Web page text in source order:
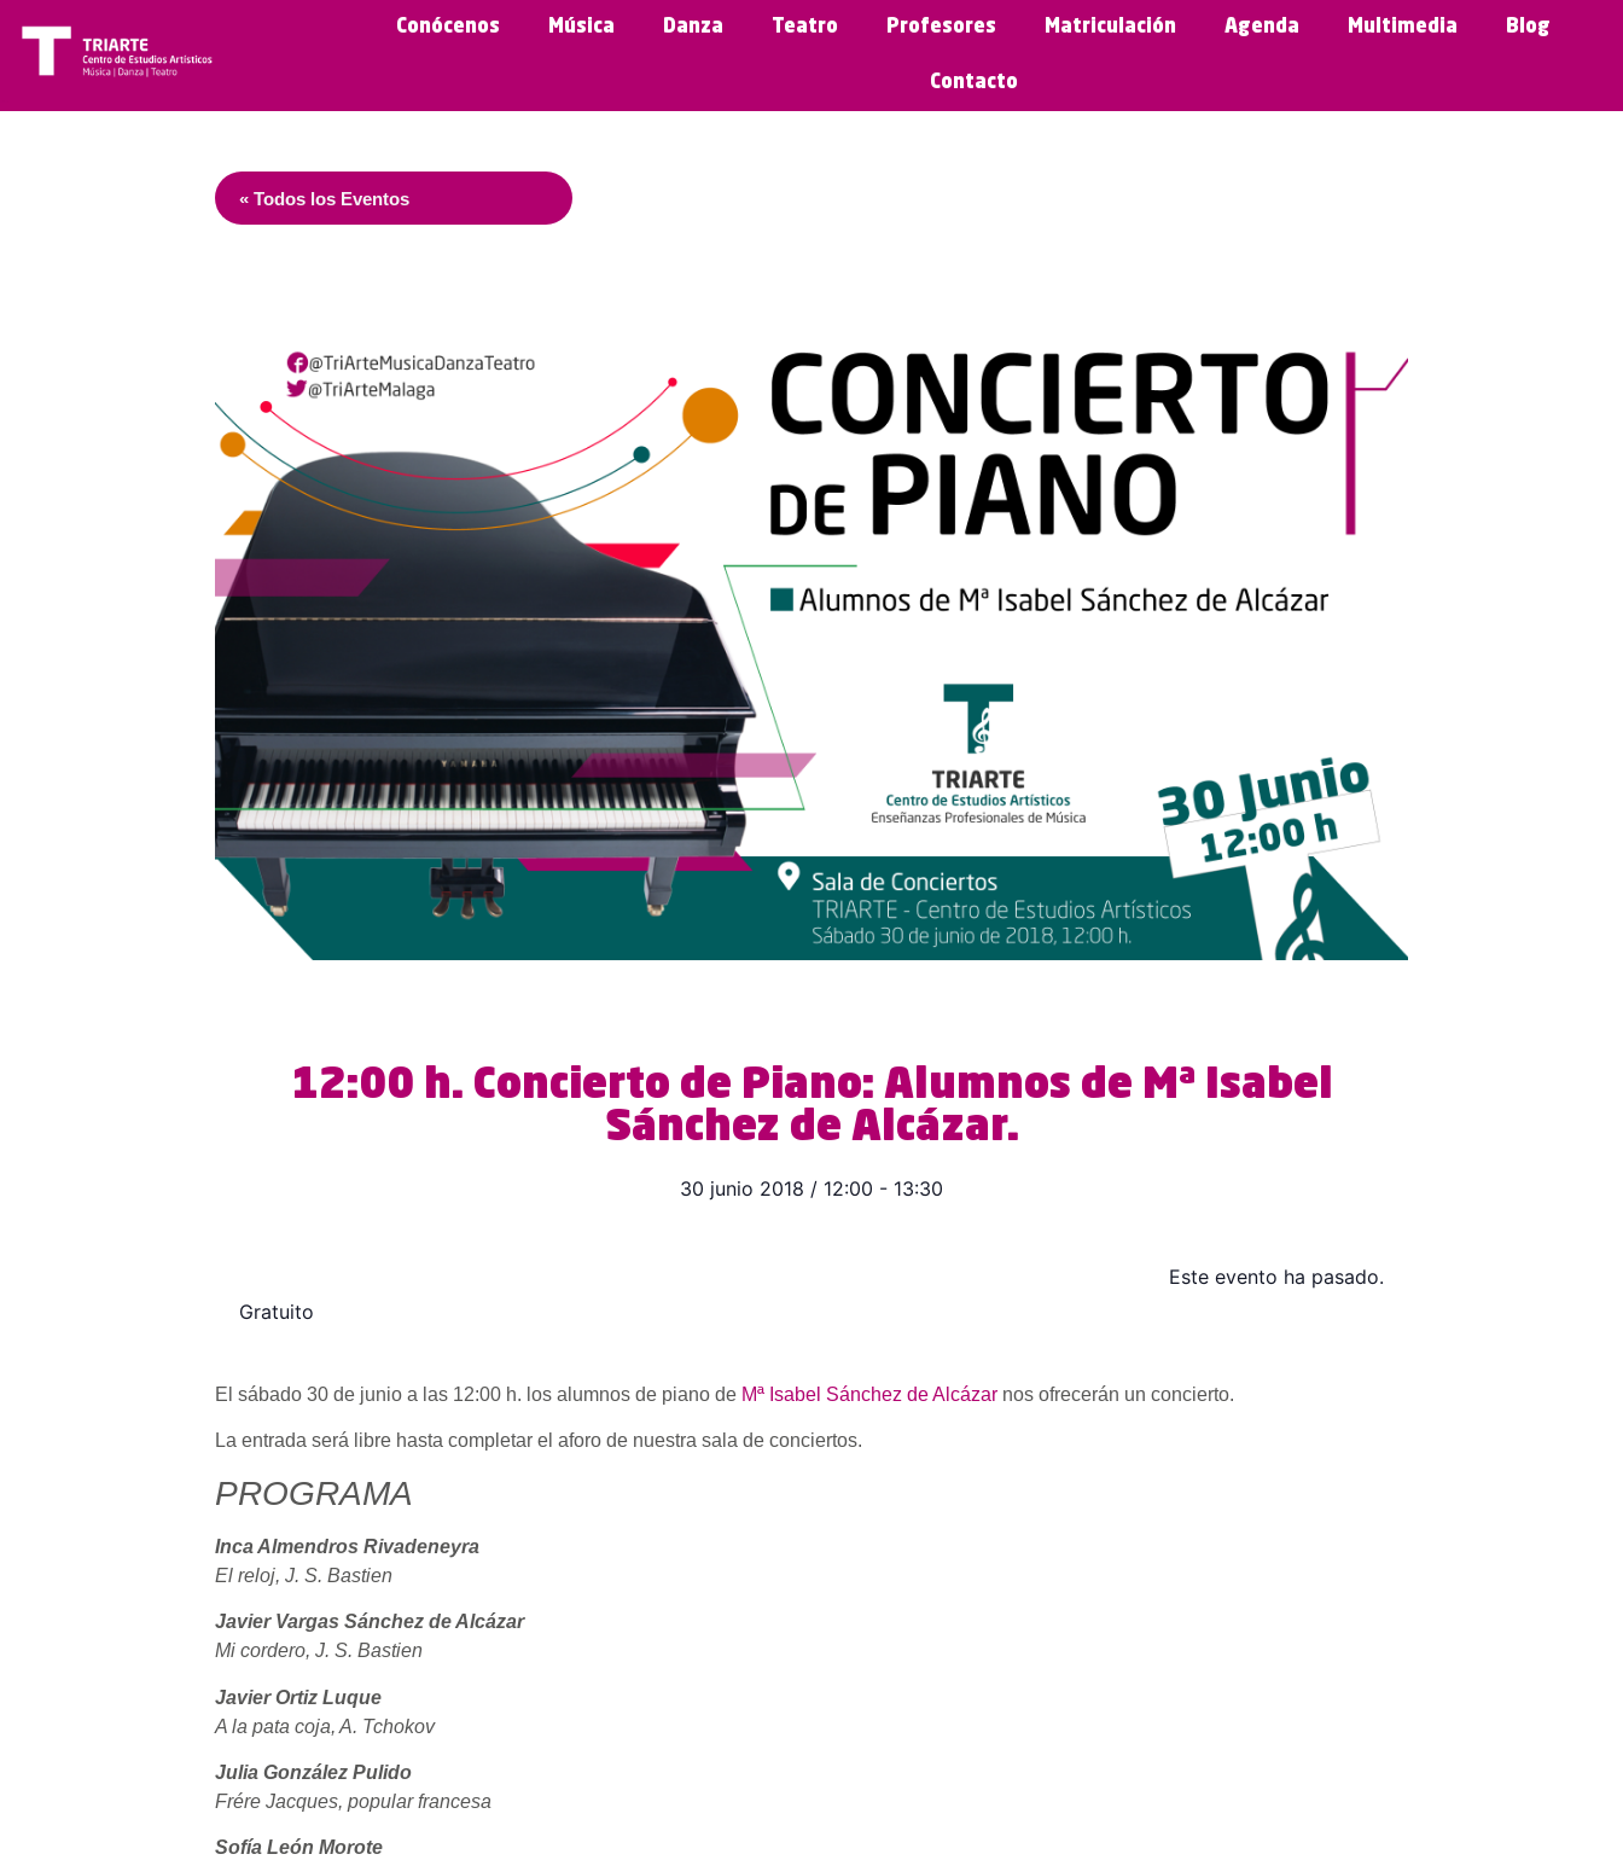
Conócenos Música Danza Teatro Profesores Matriculación Agenda Multimedia Blog
Contacto
« Todos los Eventos
12:00 h. Concierto de Piano: Alumnos de Mª Isabel
Sánchez de Alcázar.
30 junio 2018 / 12:00 - 13:30
Este evento ha pasado.
Gratuito
El sábado 30 de junio a las 12:00 h. los alumnos de piano de Mª Isabel Sánchez de Alcázar nos ofrecerán un concierto.
La entrada será libre hasta completar el aforo de nuestra sala de conciertos.
PROGRAMA
Inca Almendros Rivadeneyra
El reloj, J. S. Bastien
Javier Vargas Sánchez de Alcázar
Mi cordero, J. S. Bastien
Javier Ortiz Luque
A la pata coja, A. Tchokov
Julia González Pulido
Frére Jacques, popular francesa
Sofía León Morote